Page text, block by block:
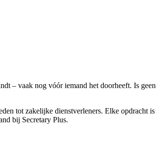
– vaak nog vóór iemand het doorheeft. Is geen
tot zakelijke dienstverleners. Elke opdracht is
bij Secretary Plus.